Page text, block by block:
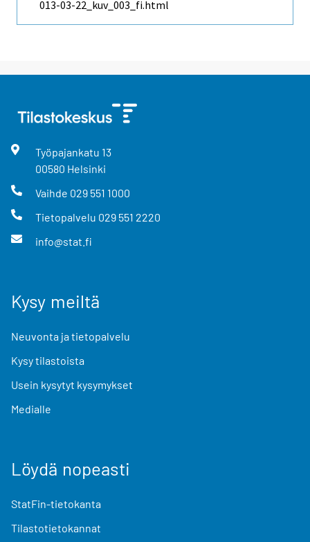
013-03-22_kuv_003_fi.html
Työpajankatu 13
00580 Helsinki
Vaihde 029 551 1000
Tietopalvelu 029 551 2220
info@stat.fi
Kysy meiltä
Neuvonta ja tietopalvelu
Kysy tilastoista
Usein kysytyt kysymykset
Medialle
Löydä nopeasti
StatFin-tietokanta
Tilastotietokannat